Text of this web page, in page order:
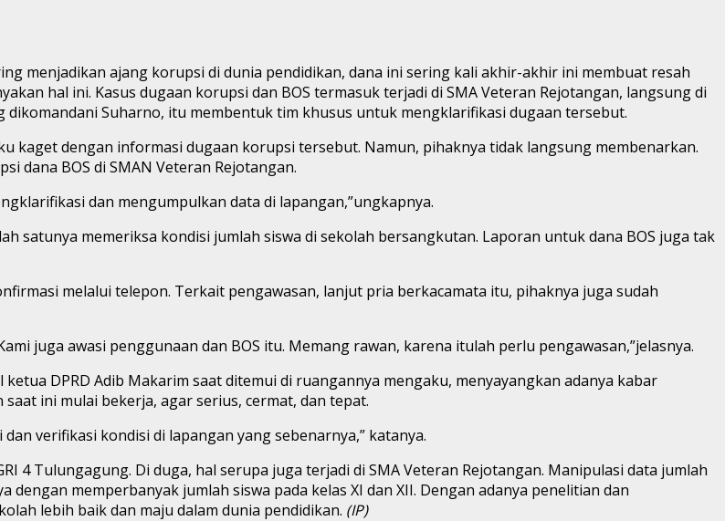
menjadikan ajang korupsi di dunia pendidikan, dana ini sering kali akhir-akhir ini membuat resah
hal ini. Kasus dugaan korupsi dan BOS termasuk terjadi di SMA Veteran Rejotangan, langsung di
Suharno, itu membentuk tim khusus untuk mengklarifikasi dugaan tersebut.
kaget dengan informasi dugaan korupsi tersebut. Namun, pihaknya tidak langsung membenarkan.
dana BOS di SMAN Veteran Rejotangan.
dan mengumpulkan data di lapangan,”ungkapnya.
satunya memeriksa kondisi jumlah siswa di sekolah bersangkutan. Laporan untuk dana BOS juga tak
melalui telepon. Terkait pengawasan, lanjut pria berkacamata itu, pihaknya juga sudah
juga awasi penggunaan dan BOS itu. Memang rawan, karena itulah perlu pengawasan,”jelasnya.
DPRD Adib Makarim saat ditemui di ruangannya mengaku, menyayangkan adanya kabar
ini mulai bekerja, agar serius, cermat, dan tepat.
verifikasi kondisi di lapangan yang sebenarnya,” katanya.
4 Tulungagung. Di duga, hal serupa juga terjadi di SMA Veteran Rejotangan. Manipulasi data jumlah
dengan memperbanyak jumlah siswa pada kelas XI dan XII. Dengan adanya penelitian dan
lebih baik dan maju dalam dunia pendidikan. (IP)